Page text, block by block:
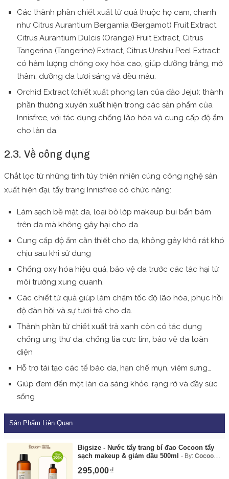
Các thành phần chiết xuất từ quả thuộc họ cam, chanh
như Citrus Aurantium Bergamia (Bergamot) Fruit Extract,
Citrus Aurantium Dulcis (Orange) Fruit Extract, Citrus
Tangerina (Tangerine) Extract, Citrus Unshiu Peel Extract:
có hàm lượng chống oxy hóa cao, giúp dưỡng trắng, mờ
thâm, dưỡng da tươi sáng và đều màu.
Orchid Extract (chiết xuất phong lan của đảo Jeju): thành
phần thường xuyên xuất hiện trong các sản phẩm của
Innisfree, với tác dụng chống lão hóa và cung cấp độ ẩm
cho làn da.
2.3. Về công dụng
Chắt lọc từ những tinh túy thiên nhiên cùng công nghệ sản
xuất hiện đại, tẩy trang Innisfree có chức năng:
Làm sạch bề mặt da, loại bỏ lớp makeup bụi bẩn bám
trên da mà không gây hại cho da
Cung cấp độ ẩm cần thiết cho da, không gây khô rát khó
chịu sau khi sử dụng
Chống oxy hóa hiệu quả, bảo vệ da trước các tác hại từ
môi trường xung quanh.
Các chiết từ quả giúp làm chậm tốc độ lão hóa, phục hồi
độ đàn hồi và sự tươi trẻ cho da.
Thành phần từ chiết xuất trà xanh còn có tác dụng
chống ung thư da, chống tia cực tím, bảo vệ da toàn
diện
Hỗ trợ tái tạo các tế bào da, hạn chế mụn, viêm sưng…
Giúp đem đến một làn da sáng khỏe, rạng rỡ và đầy sức
sống
Sản Phẩm Liên Quan
Bigsize - Nước tẩy trang bí đao Cocoon tẩy
sạch makeup & giảm dầu 500ml
By:Cocoon
295,000